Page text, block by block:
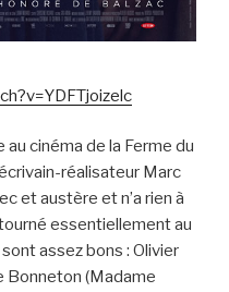
cinéma de la Ferme du
réalisateur Marc
et austère et n’a rien à
essentiellement au
assez bons : Olivier
Bonneton (Madame